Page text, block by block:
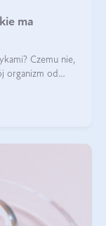
ma
Czemu nie,
organizm od